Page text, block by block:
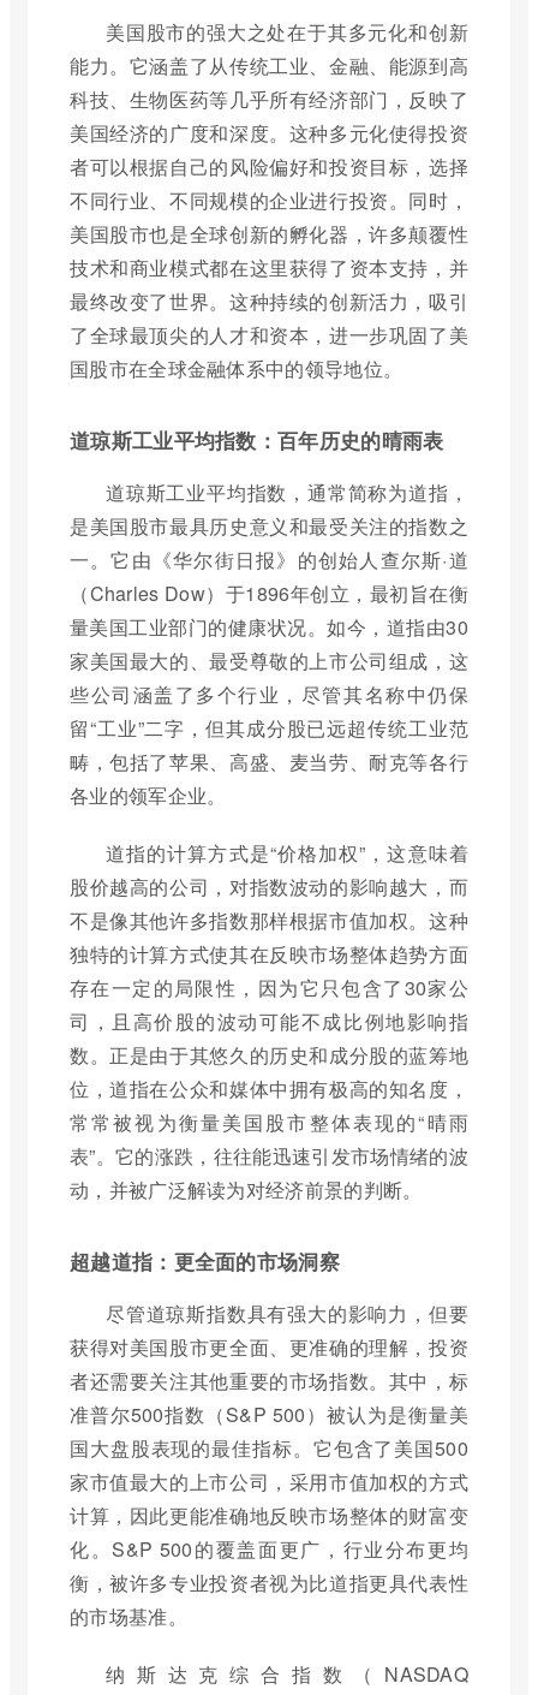
美国股市的强大之处在于其多元化和创新
能力。它涵盖了从传统工业、金融、能源到高
科技、生物医药等几乎所有经济部门，反映了
美国经济的广度和深度。这种多元化使得投资
者可以根据自己的风险偏好和投资目标，选择
不同行业、不同规模的企业进行投资。同时，
美国股市也是全球创新的孵化器，许多颠覆性
技术和商业模式都在这里获得了资本支持，并
最终改变了世界。这种持续的创新活力，吸引
了全球最顶尖的人才和资本，进一步巩固了美
国股市在全球金融体系中的领导地位。
道琼斯工业平均指数：百年历史的晴雨表
道琼斯工业平均指数，通常简称为道指，
是美国股市最具历史意义和最受关注的指数之
一。它由《华尔街日报》的创始人查尔斯·道
（Charles Dow）于1896年创立，最初旨在衡
量美国工业部门的健康状况。如今，道指由30
家美国最大的、最受尊敬的上市公司组成，这
些公司涵盖了多个行业，尽管其名称中仍保
留“工业”二字，但其成分股已远超传统工业范
畴，包括了苹果、高盛、麦当劳、耐克等各行
各业的领军企业。
道指的计算方式是“价格加权”，这意味着
股价越高的公司，对指数波动的影响越大，而
不是像其他许多指数那样根据市值加权。这种
独特的计算方式使其在反映市场整体趋势方面
存在一定的局限性，因为它只包含了30家公
司，且高价股的波动可能不成比例地影响指
数。正是由于其悠久的历史和成分股的蓝筹地
位，道指在公众和媒体中拥有极高的知名度，
常常被视为衡量美国股市整体表现的“晴雨
表”。它的涨跌，往往能迅速引发市场情绪的波
动，并被广泛解读为对经济前景的判断。
超越道指：更全面的市场洞察
尽管道琼斯指数具有强大的影响力，但要
获得对美国股市更全面、更准确的理解，投资
者还需要关注其他重要的市场指数。其中，标
准普尔500指数（S&P 500）被认为是衡量美
国大盘股表现的最佳指标。它包含了美国500
家市值最大的上市公司，采用市值加权的方式
计算，因此更能准确地反映市场整体的财富变
化。S&P 500的覆盖面更广，行业分布更均
衡，被许多专业投资者视为比道指更具代表性
的市场基准。
纳斯达克综合指数（NASDAQ